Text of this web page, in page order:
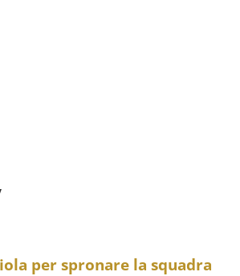
per spronare la squadra